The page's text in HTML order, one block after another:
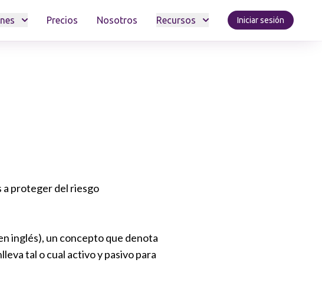
Precios Nosotros Recursos Iniciar sesión
a proteger del riesgo
inglés), un concepto que denota
tal o cual activo y pasivo para